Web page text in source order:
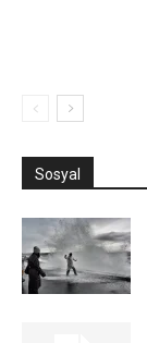
Sosyal